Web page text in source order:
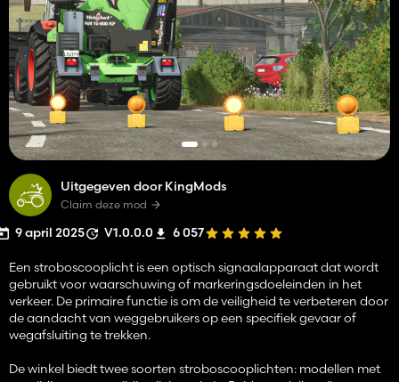
Uitgegeven door KingMods
Claim deze mod
9 april 2025 V1.0.0.0 6 057
Een stroboscooplicht is een optisch signaalapparaat dat wordt
gebruikt voor waarschuwing of markeringsdoeleinden in het
verkeer. De primaire functie is om de veiligheid te verbeteren door
de aandacht van weggebruikers op een specifiek gevaar of
wegafsluiting te trekken.
De winkel biedt twee soorten stroboscooplichten: modellen met